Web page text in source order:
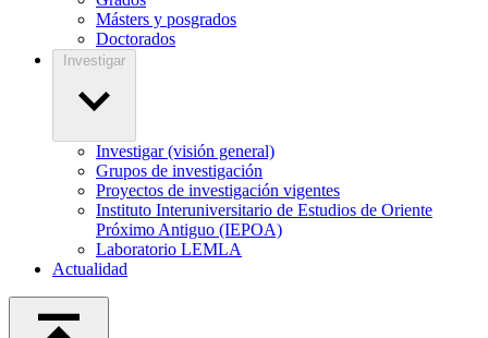
Másters y posgrados
Doctorados
Investigar
Investigar (visión general)
Grupos de investigación
Proyectos de investigación vigentes
Instituto Interuniversitario de Estudios de Oriente
Próximo Antiguo (IEPOA)
Laboratorio LEMLA
Actualidad